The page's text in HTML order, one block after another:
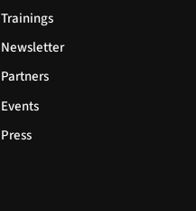
Trainings
Newsletter
Partners
Events
Press